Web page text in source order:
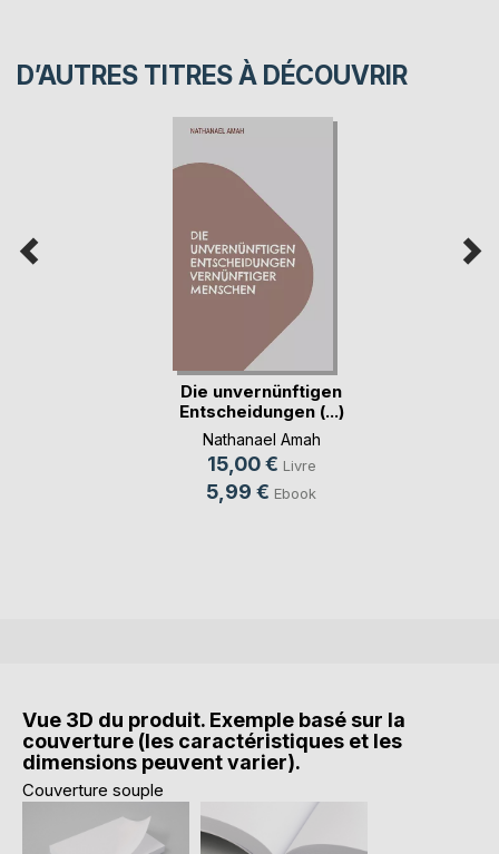
D’AUTRES TITRES À DÉCOUVRIR
Die unvernünftigen
Entscheidungen (...)
Nathanael Amah
15,00 € Livre
5,99 € Ebook
Vue 3D du produit. Exemple basé sur la
couverture (les caractéristiques et les
dimensions peuvent varier).
Couverture souple